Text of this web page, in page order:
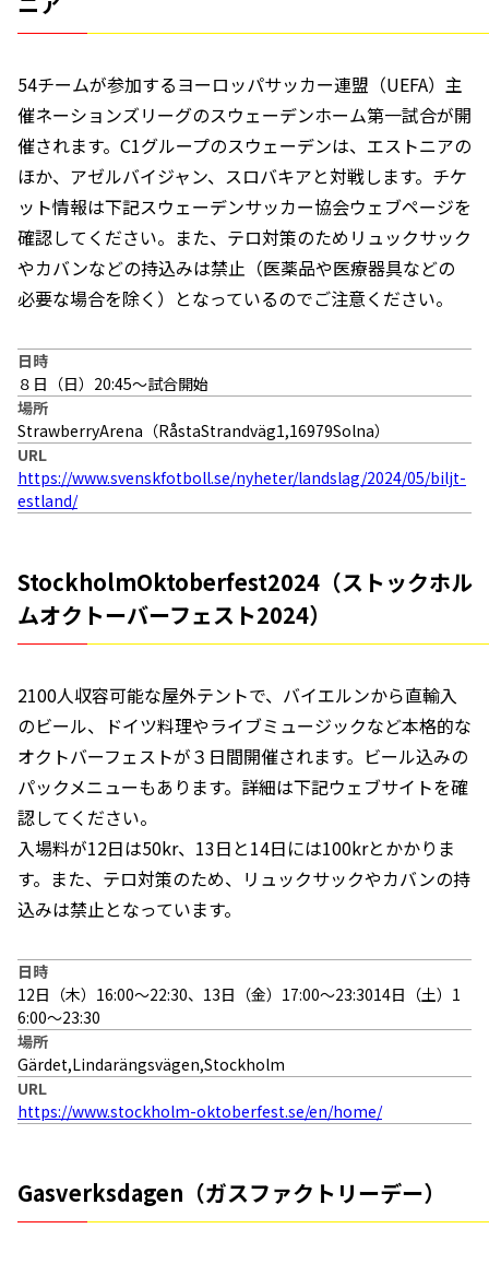
54チームが参加するヨーロッパサッカー連盟（UEFA）主
催ネーションズリーグのスウェーデンホーム第一試合が開
催されます。C1グループのスウェーデンは、エストニアの
ほか、アゼルバイジャン、スロバキアと対戦します。チケ
ット情報は下記スウェーデンサッカー協会ウェブページを
確認してください。また、テロ対策のためリュックサック
やカバンなどの持込みは禁止（医薬品や医療器具などの
必要な場合を除く）となっているのでご注意ください。
日時
８日（日）20:45〜試合開始
場所
StrawberryArena（RåstaStrandväg1,16979Solna）
URL
https://www.svenskfotboll.se/nyheter/landslag/2024/05/biljt-
estland/
StockholmOktoberfest2024（ストックホル
ムオクトーバーフェスト2024）
2100人収容可能な屋外テントで、バイエルンから直輸入
のビール、ドイツ料理やライブミュージックなど本格的な
オクトバーフェストが３日間開催されます。ビール込みの
パックメニューもあります。詳細は下記ウェブサイトを確
認してください。
入場料が12日は50kr、13日と14日には100krとかかりま
す。また、テロ対策のため、リュックサックやカバンの持
込みは禁止となっています。
日時
12日（木）16:00〜22:30、13日（金）17:00〜23:3014日（土）1
6:00〜23:30
場所
Gärdet,Lindarängsvägen,Stockholm
URL
https://www.stockholm-oktoberfest.se/en/home/
Gasverksdagen（ガスファクトリーデー）